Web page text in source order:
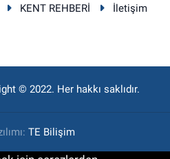
KENT REHBERİ
İletişim
© 2022. Her hakkı saklıdır.
TE Bilişim